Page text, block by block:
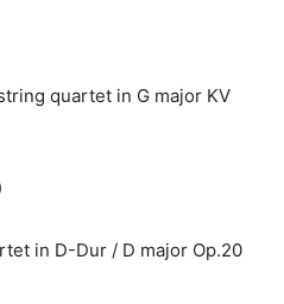
quartet in G major KV
in D-Dur / D major Op.20